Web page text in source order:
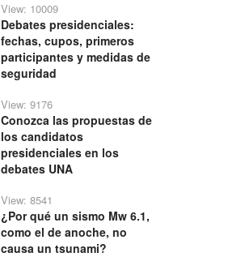
View: 10009
Debates presidenciales:
fechas, cupos, primeros
participantes y medidas de
seguridad
View: 9176
Conozca las propuestas de
los candidatos
presidenciales en los
debates UNA
View: 8541
¿Por qué un sismo Mw 6.1,
como el de anoche, no
causa un tsunami?